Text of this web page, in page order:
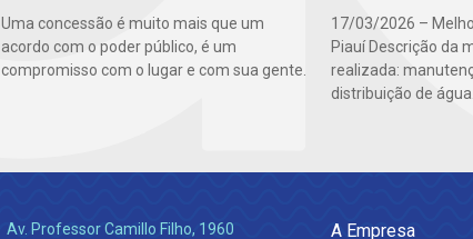
Uma concessão é muito mais que um
acordo com o poder público, é um
compromisso com o lugar e com sua gente.
17/03/2026 –
Piauí Descrição da
realizada:
distribuição de
Av. Professor Camillo Filho, 1960 A Empresa